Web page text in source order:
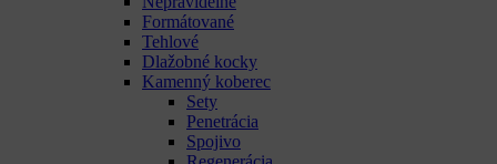
Formátované
Tehlové
Dlažobné kocky
Kamenný koberec
Sety
Penetrácia
Spojivo